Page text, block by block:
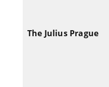
The Julius Prague